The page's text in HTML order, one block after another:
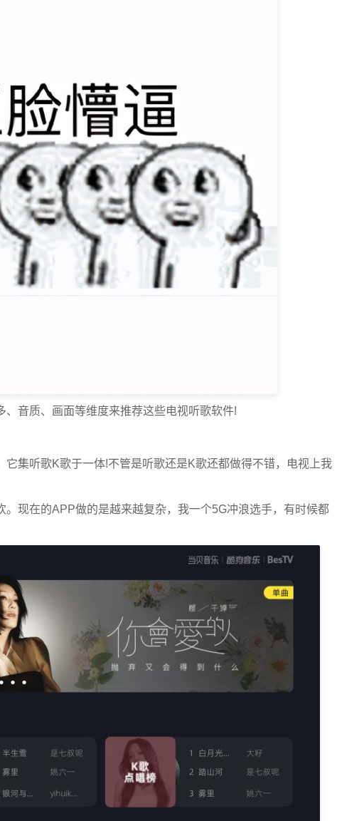
音质、画面等维度来推荐这些电视听歌软件!
集听歌K歌于一体!不管是听歌还是K歌还都做得不错，电视上我
现在的APP做的是越来越复杂，我一个5G冲浪选手，有时候都